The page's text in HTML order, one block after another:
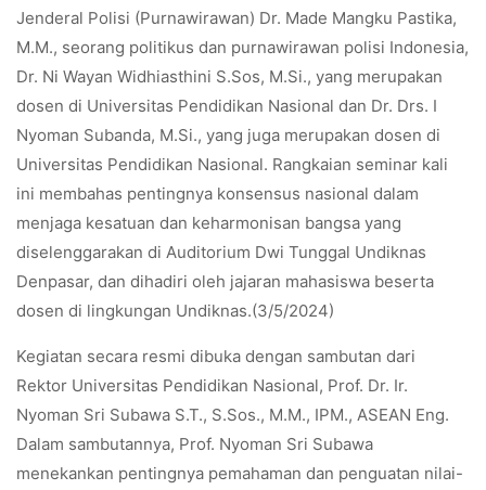
Jenderal Polisi (Purnawirawan) Dr. Made Mangku Pastika,
M.M., seorang politikus dan purnawirawan polisi Indonesia,
Dr. Ni Wayan Widhiasthini S.Sos, M.Si., yang merupakan
dosen di Universitas Pendidikan Nasional dan Dr. Drs. I
Nyoman Subanda, M.Si., yang juga merupakan dosen di
Universitas Pendidikan Nasional. Rangkaian seminar kali
ini membahas pentingnya konsensus nasional dalam
menjaga kesatuan dan keharmonisan bangsa yang
diselenggarakan di Auditorium Dwi Tunggal Undiknas
Denpasar, dan dihadiri oleh jajaran mahasiswa beserta
dosen di lingkungan Undiknas.(3/5/2024)
Kegiatan secara resmi dibuka dengan sambutan dari
Rektor Universitas Pendidikan Nasional, Prof. Dr. Ir.
Nyoman Sri Subawa S.T., S.Sos., M.M., IPM., ASEAN Eng.
Dalam sambutannya, Prof. Nyoman Sri Subawa
menekankan pentingnya pemahaman dan penguatan nilai-